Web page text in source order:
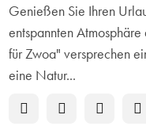
Genießen Sie Ihren
entspannten
für Zwoa" versprechen
eine Natur...